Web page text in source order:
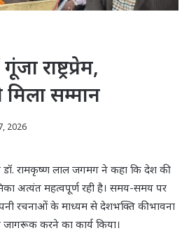
राष्ट्रप्रेम,
मिला सम्मान
2026
डॉ. रामकृष्ण लाल जगमग ने कहा कि देश की
अत्यंत महत्वपूर्ण रही है। समय-समय पर
रचनाओं के माध्यम से देशभक्ति की भावना
करने का कार्य किया।